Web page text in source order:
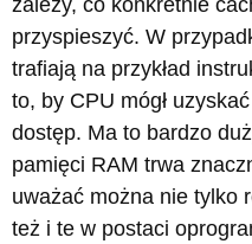
zależy, co konkretnie
przyspieszyć. W
trafiają na przykład
to, by CPU mógł
dostęp. Ma to bardzo
pamięci RAM trwa
uważać można nie tylko
też i te w postaci